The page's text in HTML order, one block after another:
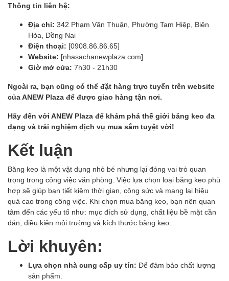
Thông tin liên hệ:
Địa chỉ: 342 Phạm Văn Thuận, Phường Tam Hiệp, Biên
Hòa, Đồng Nai
Điện thoại: [0908.86.86.65]
Website: [nhasachanewplaza.com]
Giờ mở cửa: 7h30 - 21h30
Ngoài ra, bạn cũng có thể đặt hàng trực tuyến trên website
của ANEW Plaza để được giao hàng tận nơi.
Hãy đến với ANEW Plaza để khám phá thế giới băng keo đa
dạng và trải nghiệm dịch vụ mua sắm tuyệt vời!
Kết luận
Băng keo là một vật dụng nhỏ bé nhưng lại đóng vai trò quan
trọng trong công việc văn phòng. Việc lựa chọn loại băng keo phù
hợp sẽ giúp bạn tiết kiệm thời gian, công sức và mang lại hiệu
quả cao trong công việc. Khi chọn mua băng keo, bạn nên quan
tâm đến các yếu tố như: mục đích sử dụng, chất liệu bề mặt cần
dán, điều kiện môi trường và kích thước băng keo.
Lời khuyên:
Lựa chọn nhà cung cấp uy tín: Để đảm bảo chất lượng
sản phẩm.